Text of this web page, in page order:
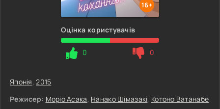
16+
Оцінка користувачів
0 0
Японія,2015
Режисер: Моріо Асака, Нанако Шімазакі, Котоно Ватанабе